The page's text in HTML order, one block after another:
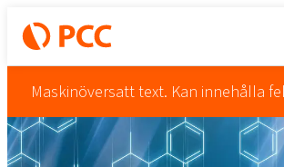
Maskinöversatt text. Kan innehålla